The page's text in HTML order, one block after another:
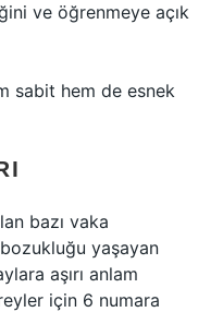
ve öğrenmeye açık
sabit hem de esnek
bazı vaka
bozukluğu yaşayan
aşırı anlam
için 6 numara